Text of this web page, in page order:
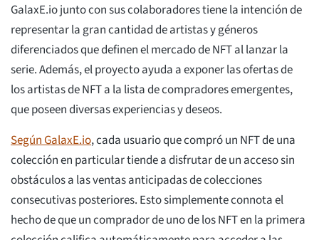
GalaxE.io junto con sus colaboradores tiene la intención de
representar la gran cantidad de artistas y géneros
diferenciados que definen el mercado de NFT al lanzar la
serie. Además, el proyecto ayuda a exponer las ofertas de
los artistas de NFT a la lista de compradores emergentes,
que poseen diversas experiencias y deseos.
Según GalaxE.io, cada usuario que compró un NFT de una
colección en particular tiende a disfrutar de un acceso sin
obstáculos a las ventas anticipadas de colecciones
consecutivas posteriores. Esto simplemente connota el
hecho de que un comprador de uno de los NFT en la primera